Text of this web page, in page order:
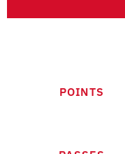
POINTS